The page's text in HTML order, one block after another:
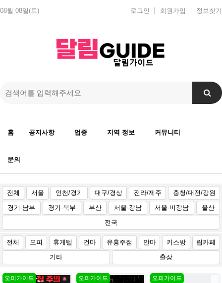
08월 08일(토) 로그인 회원가입 정보찾기
홈 공지사항 업종 지역 정보 커뮤니티
문의
전체 서울 인천/경기 대구/경상 전라/제주
충청/대전/강원
경기-남부
경기-북부 부산 서울-강남 서울-비강남
울산
전국
전체 오피 휴게텔 건마 유흥주점 안마 키스방
립카페
기타
출장